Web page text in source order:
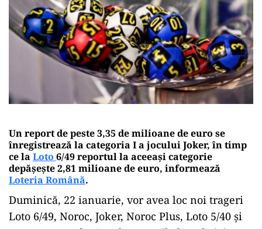
Un report de peste 3,35 de milioane de euro se
înregistrează la categoria I a jocului Joker, în timp
ce la Loto 6/49 reportul la aceeaşi categorie
depăşeşte 2,81 milioane de euro, informează
Loteria Română.
Duminică, 22 ianuarie, vor avea loc noi trageri
Loto 6/49, Noroc, Joker, Noroc Plus, Loto 5/40 şi